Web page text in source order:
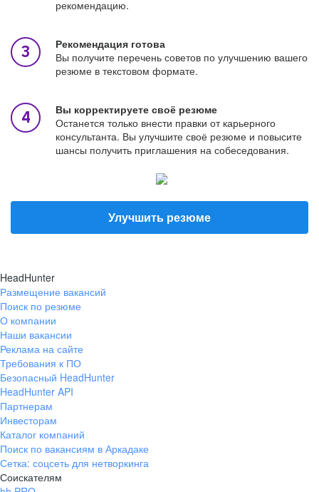
рекомендацию.
Рекомендация готова
Вы получите перечень советов по улучшению вашего
резюме в текстовом формате.
Вы корректируете своё резюме
Останется только внести правки от карьерного
консультанта. Вы улучшите своё резюме и повысите
шансы получить приглашения на собеседования.
Улучшить резюме
HeadHunter
Размещение вакансий
Поиск по резюме
О компании
Наши вакансии
Реклама на сайте
Требования к ПО
Безопасный HeadHunter
HeadHunter API
Партнерам
Инвесторам
Каталог компаний
Поиск по вакансиям в Аркадаке
Сетка: соцсеть для нетворкинга
Соискателям